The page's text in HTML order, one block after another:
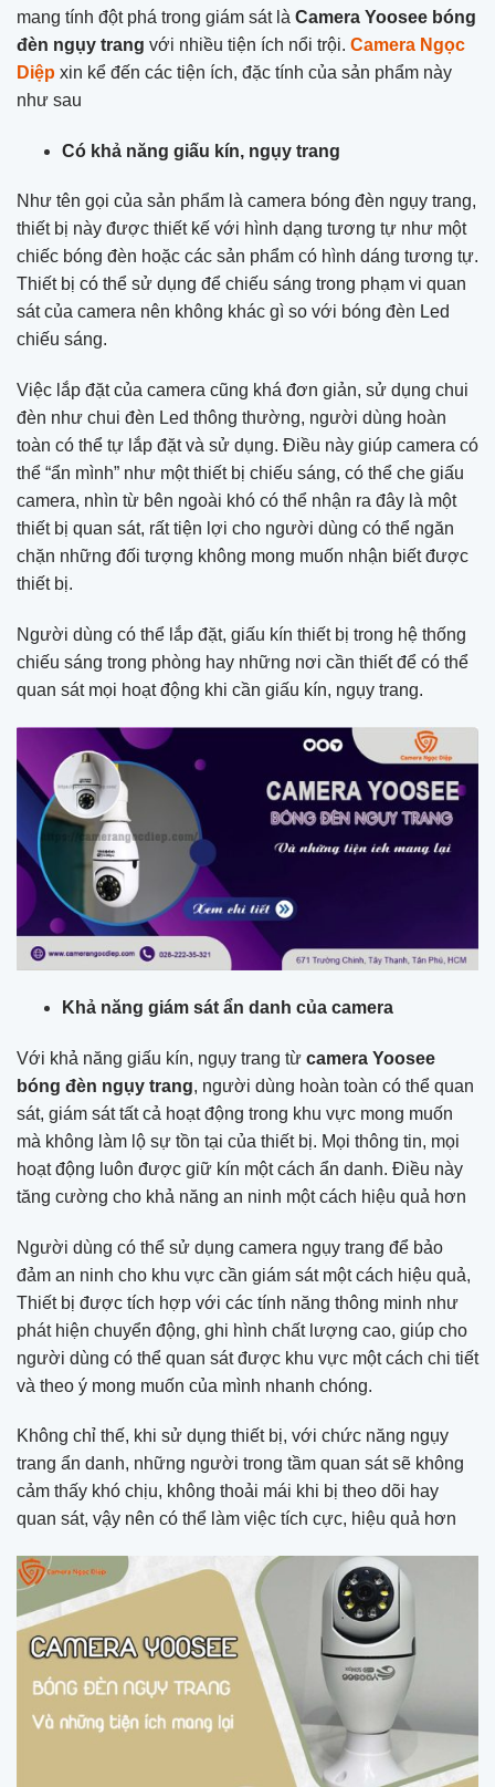
mang tính đột phá trong giám sát là Camera Yoosee bóng
đèn ngụy trang với nhiều tiện ích nổi trội. Camera Ngọc
Diệp xin kể đến các tiện ích, đặc tính của sản phẩm này
như sau
Có khả năng giấu kín, ngụy trang
Như tên gọi của sản phẩm là camera bóng đèn ngụy trang,
thiết bị này được thiết kế với hình dạng tương tự như một
chiếc bóng đèn hoặc các sản phẩm có hình dáng tương tự.
Thiết bị có thể sử dụng để chiếu sáng trong phạm vi quan
sát của camera nên không khác gì so với bóng đèn Led
chiếu sáng.
Việc lắp đặt của camera cũng khá đơn giản, sử dụng chui
đèn như chui đèn Led thông thường, người dùng hoàn
toàn có thể tự lắp đặt và sử dụng. Điều này giúp camera có
thể “ẩn mình” như một thiết bị chiếu sáng, có thể che giấu
camera, nhìn từ bên ngoài khó có thể nhận ra đây là một
thiết bị quan sát, rất tiện lợi cho người dùng có thể ngăn
chặn những đối tượng không mong muốn nhận biết được
thiết bị.
Người dùng có thể lắp đặt, giấu kín thiết bị trong hệ thống
chiếu sáng trong phòng hay những nơi cần thiết để có thể
quan sát mọi hoạt động khi cần giấu kín, ngụy trang.
Khả năng giám sát ẩn danh của camera
Với khả năng giấu kín, ngụy trang từ camera Yoosee
bóng đèn ngụy trang, người dùng hoàn toàn có thể quan
sát, giám sát tất cả hoạt động trong khu vực mong muốn
mà không làm lộ sự tồn tại của thiết bị. Mọi thông tin, mọi
hoạt động luôn được giữ kín một cách ẩn danh. Điều này
tăng cường cho khả năng an ninh một cách hiệu quả hơn
Người dùng có thể sử dụng camera ngụy trang để bảo
đảm an ninh cho khu vực cần giám sát một cách hiệu quả,
Thiết bị được tích hợp với các tính năng thông minh như
phát hiện chuyển động, ghi hình chất lượng cao, giúp cho
người dùng có thể quan sát được khu vực một cách chi tiết
và theo ý mong muốn của mình nhanh chóng.
Không chỉ thế, khi sử dụng thiết bị, với chức năng ngụy
trang ẩn danh, những người trong tầm quan sát sẽ không
cảm thấy khó chịu, không thoải mái khi bị theo dõi hay
quan sát, vậy nên có thể làm việc tích cực, hiệu quả hơn